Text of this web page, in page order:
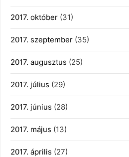
2017. október (31)
2017. szeptember (35)
2017. augusztus (25)
2017. július (29)
2017. június (28)
2017. május (13)
2017. április (27)